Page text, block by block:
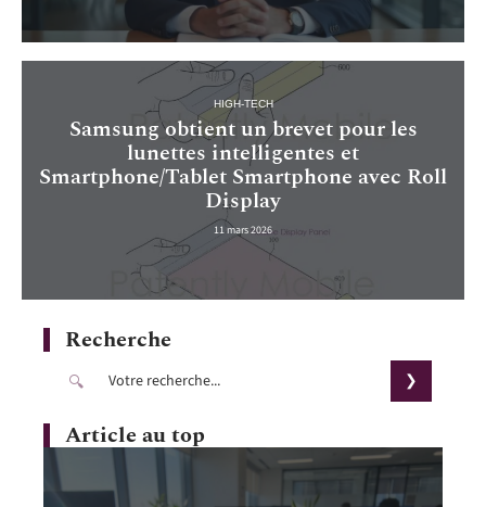
HIGH-TECH
Samsung obtient un brevet pour les
lunettes intelligentes et
Smartphone/Tablet Smartphone avec Roll
Display
11 mars 2026
Recherche
Article au top